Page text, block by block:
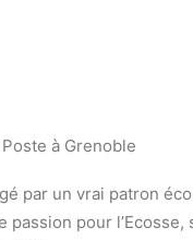
à Grenoble
par un vrai patron
passion pour